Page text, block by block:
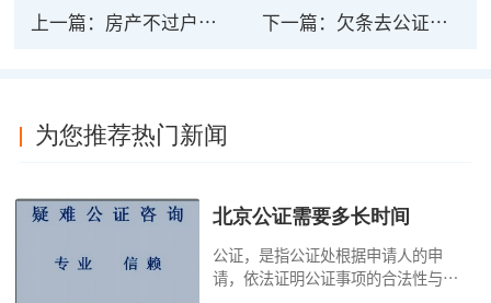
上一篇： 房产不过户光公证有法律效力吗 过户房产证几天 下一篇： 欠条去公证处公证起法律作用吗？
为您推荐热门新闻
北京公证需要多长时间
公证，是指公证处根据申请人的申
请，依法证明公证事项的合法性与真